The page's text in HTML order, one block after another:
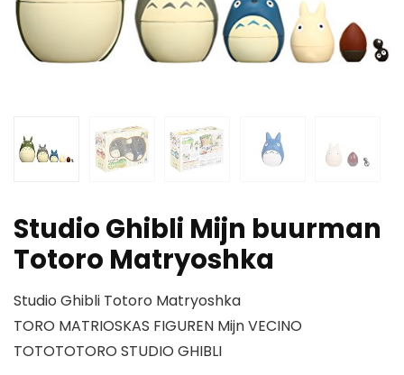
Studio Ghibli Mijn buurman
Totoro Matryoshka
Studio Ghibli Totoro Matryoshka
TORO MATRIOSKAS FIGUREN Mijn VECINO
TOTOTOTORO STUDIO GHIBLI